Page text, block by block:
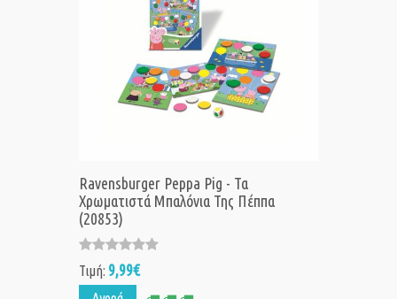
Ravensburger Peppa Pig - Τα
Χρωματιστά Μπαλόνια Της Πέππα
(20853)
Τιμή: 9,99€